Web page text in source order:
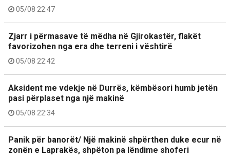
05/08 22:47
Zjarr i përmasave të mëdha në Gjirokastër, flakët
favorizohen nga era dhe terreni i vështirë
05/08 22:42
Aksident me vdekje në Durrës, këmbësori humb jetën
pasi përplaset nga një makinë
05/08 22:34
Panik për banorët/ Një makinë shpërthen duke ecur në
zonën e Laprakës, shpëton pa lëndime shoferi